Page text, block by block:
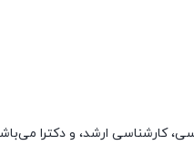
کارشناسی ارشد، و دکترا